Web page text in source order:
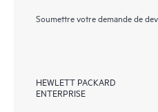
Soumettre votre demande de
HEWLETT PACKARD
ENTERPRISE